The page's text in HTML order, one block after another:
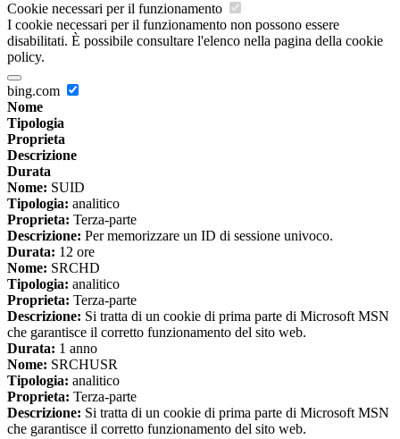
Cookie necessari per il funzionamento
I cookie necessari per il funzionamento non possono essere
disabilitati. È possibile consultare l'elenco nella pagina della cookie
policy.
bing.com
Nome
Tipologia
Proprieta
Descrizione
Durata
Nome: SUID
Tipologia: analitico
Proprieta: Terza-parte
Descrizione: Per memorizzare un ID di sessione univoco.
Durata: 12 ore
Nome: SRCHD
Tipologia: analitico
Proprieta: Terza-parte
Descrizione: Si tratta di un cookie di prima parte di Microsoft MSN
che garantisce il corretto funzionamento del sito web.
Durata: 1 anno
Nome: SRCHUSR
Tipologia: analitico
Proprieta: Terza-parte
Descrizione: Si tratta di un cookie di prima parte di Microsoft MSN
che garantisce il corretto funzionamento del sito web.